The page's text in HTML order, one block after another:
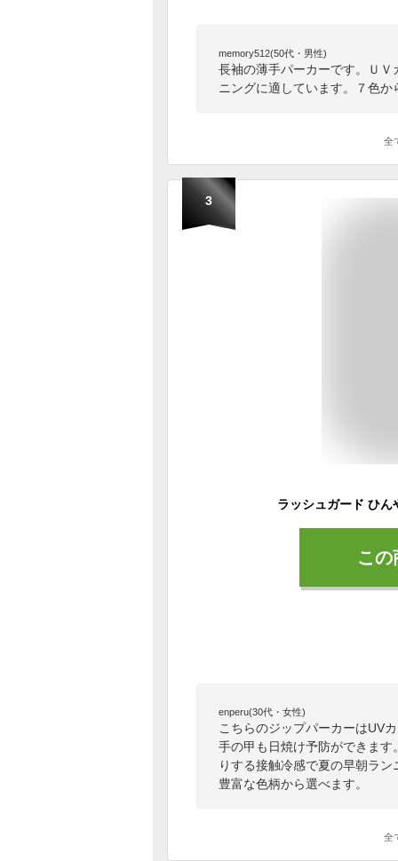
memory512(50代・男性)
長袖の薄手パーカーです。Ｕ
ニングに適しています。７色か
全
3
こ
enperu(30代・女性)
こちらのジップパーカーはUV
手の甲も日焼け予防ができま
りする接触冷感で夏の早朝ラ
豊富な色柄から選べます。
全